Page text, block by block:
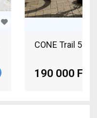
Trail Boss 27.5 2db
CONE Trail 5.0
190 000 Ft